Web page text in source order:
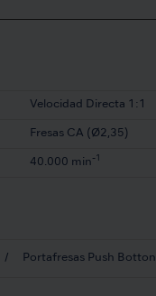
Velocidad Directa 1:1
Fresas CA (Ø2,35)
40.000 min -1
Portafresas Push Botton